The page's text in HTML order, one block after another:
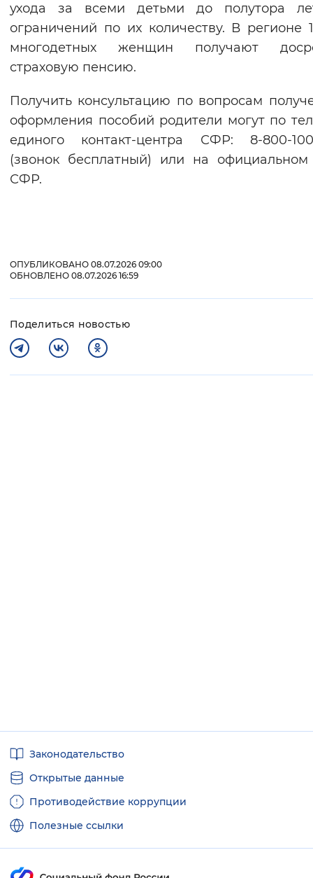
ухода за всеми детьми до полутора
ограничений по их количеству. В регионе
многодетных женщин получают
страховую пенсию.
Получить консультацию по вопросам
оформления пособий родители могут по
единого контакт-центра СФР: 8-800-
(звонок бесплатный) или на официальном
СФР.
ОПУБЛИКОВАНО 08.07.2026 09:00
ОБНОВЛЕНО 08.07.2026 16:59
Поделиться новостью
ссылкиЗаконодательство
Открытые данные
Противодействие коррупции
Полезные ссылки